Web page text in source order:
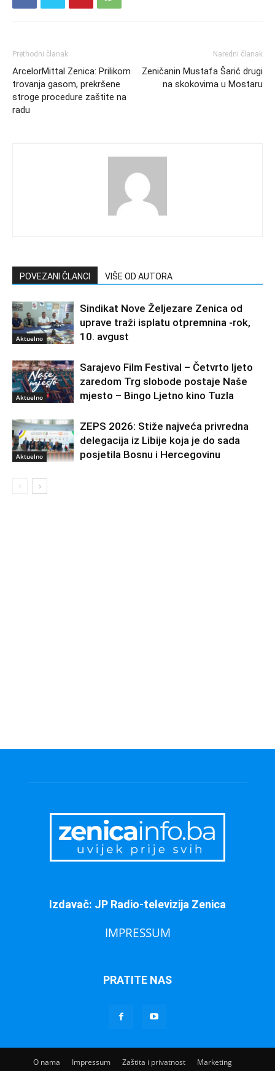
Prethodni članak
ArcelorMittal Zenica: Prilikom
trovanja gasom, prekršene
stroge procedure zaštite na
radu
Naredni članak
Zeničanin Mustafa Šarić drugi
na skokovima u Mostaru
POVEZANI ČLANCI VIŠE OD AUTORA
Aktuelno
Sindikat Nove Željezare Zenica od
uprave traži isplatu otpremnina -rok,
10. avgust
Aktuelno
Sarajevo Film Festival – Četvrto ljeto
zaredom Trg slobode postaje Naše
mjesto – Bingo Ljetno kino Tuzla
Aktuelno
ZEPS 2026: Stiže najveća privredna
delegacija iz Libije koja je do sada
posjetila Bosnu i Hercegovinu
Izdavač: JP Radio-televizija Zenica
IMPRESSUM
PRATITE NAS
O nama Impressum Zaštita i privatnost
Marketing